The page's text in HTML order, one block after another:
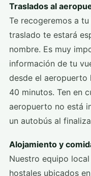
Traslados al
Te recogeremos a
traslado te estará
nombre. Es muy
información de tu
desde el aeropuerto
40 minutos. Ten en
aeropuerto no está
un autobús al
Alojamiento y
Nuestro equipo
hostales ubicados